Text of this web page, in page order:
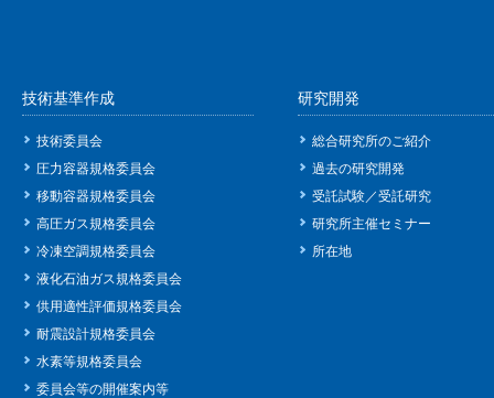
技術基準作成
技術委員会
圧力容器規格委員会
移動容器規格委員会
高圧ガス規格委員会
冷凍空調規格委員会
液化石油ガス規格委員会
供用適性評価規格委員会
耐震設計規格委員会
水素等規格委員会
委員会等の開催案内等
研究開発
総合研究所のご紹介
過去の研究開発
受託試験／受託研究
研究所主催セミナー
所在地